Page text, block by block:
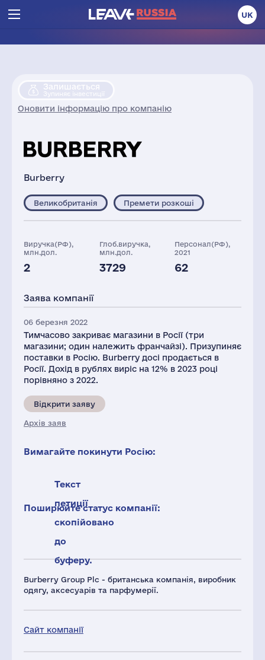
UK
Залишається
Зупиняє інвестиції
Оновити інформацію про компанію
Burberry
Burberry Group Plc - британська компанія, виробник
одягу, аксесуарів та парфумерії.
Сайт компанії
Великобританія Премети розкоші
Виручка(РФ),
млн.дол.
2
Глоб.виручка,
млн.дол.
3729
Персонал(РФ),
2021
62
1
Заява компанії
06 березня 2022
Тимчасово закриває магазини в Росії (три
магазини; один належить франчайзі). Призупиняє
поставки в Росію. Burberry досі продається в
Росії. Дохід в рублях виріс на 12% в 2023 році
порівняно з 2022.
Відкрити заяву
Архів заяв
Вимагайте покинути Росію:
Текст
петиції
скопійовано
до
буферу.
Поширюйте статус компанії: